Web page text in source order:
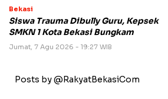
Bekasi
Siswa Trauma Dibully Guru, Kepsek
SMKN 1 Kota Bekasi Bungkam
Jumat, 7 Agu 2026 - 19:27 WIB
Posts by @RakyatBekasiCom